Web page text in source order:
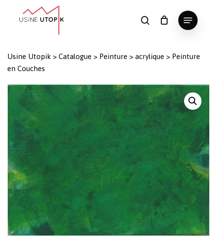
search
Menu
Panier Fermer
le
Usine Utopik > Catalogue > Peinture > acrylique > Peinture
en Couches
Close